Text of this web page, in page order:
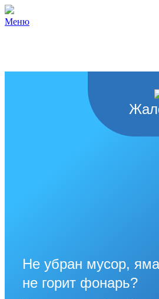
Меню
Не убран мусор,
не горит фонарь?